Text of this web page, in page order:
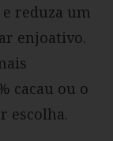
reduza um
enjoativo.
cacau ou o
escolha.